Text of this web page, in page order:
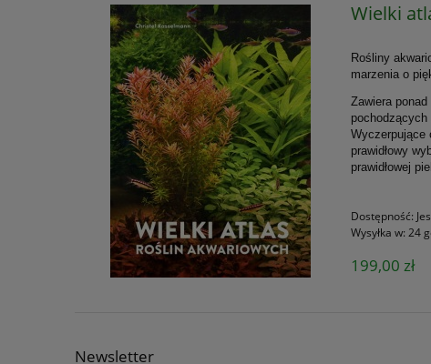
Wielki
Rośliny
marzenia o
Zawiera
Wyczerpujące
prawidłowy
prawidłowej
Dostępność:
Wysyłka w: 24
199,00 zł
Newsletter